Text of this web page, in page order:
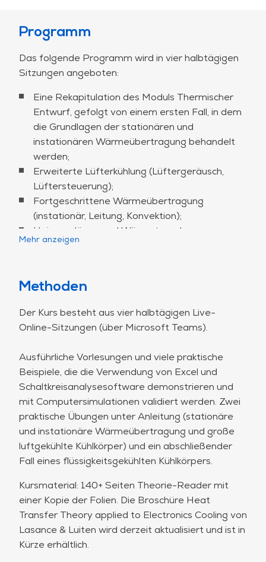
Programm
Das folgende Programm wird in vier halbtägigen
Sitzungen angeboten:
Eine Rekapitulation des Moduls Thermischer
Entwurf, gefolgt von einem ersten Fall, in dem
die Grundlagen der stationären und
instationären Wärmeübertragung behandelt
werden;
Erweiterte Lüfterkühlung (Lüftergeräusch,
Lüftersteuerung);
Fortgeschrittene Wärmeübertragung
(instationär, Leitung, Konvektion);
Heizungslänge und Wärmetauscher;
Große luftgekühlte Kühlkörper, gefolgt von
Design;
Zweiphasige Kühlung;
Ein letztes Beispiel für die Flüssigkeitskühlung
Mehr anzeigen
Methoden
Der Kurs besteht aus vier halbtägigen Live-
Online-Sitzungen (über Microsoft Teams).
Ausführliche Vorlesungen und viele praktische
Beispiele, die die Verwendung von Excel und
Schaltkreisanalysesoftware demonstrieren und
mit Computersimulationen validiert werden. Zwei
praktische Übungen unter Anleitung (stationäre
und instationäre Wärmeübertragung und große
luftgekühlte Kühlkörper) und ein abschließender
Fall eines flüssigkeitsgekühlten Kühlkörpers.
Kursmaterial: 140+ Seiten Theorie-Reader mit
einer Kopie der Folien. Die Broschüre Heat
Transfer Theory applied to Electronics Cooling von
Lasance & Luiten wird derzeit aktualisiert und ist in
Kürze erhältlich.